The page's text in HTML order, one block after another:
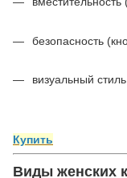
безопасность
визуальный
Купить
Виды женских